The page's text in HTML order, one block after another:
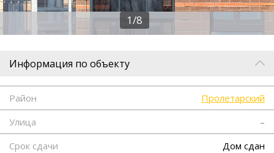
1/8
Информация по объекту
Район
Пролетарский
Улица
–
Срок сдачи
Дом сдан